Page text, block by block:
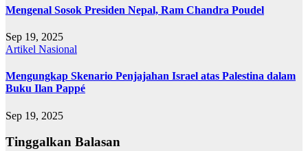
Mengenal Sosok Presiden Nepal, Ram Chandra Poudel
Sep 19, 2025
Artikel Nasional
Mengungkap Skenario Penjajahan Israel atas Palestina dalam
Buku Ilan Pappé
Sep 19, 2025
Tinggalkan Balasan